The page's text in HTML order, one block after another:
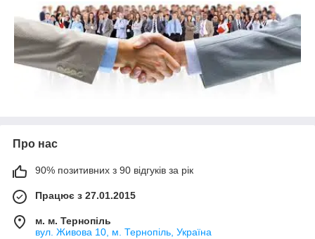
Про нас
90% позитивних з 90 відгуків за рік
Працює з 27.01.2015
м. м. Тернопіль
вул. Живова 10, м. Тернопіль, Україна